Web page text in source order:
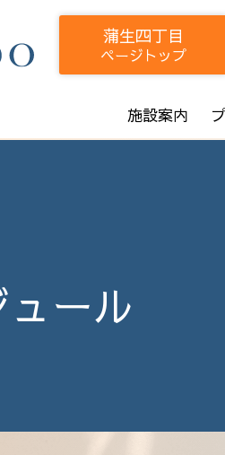
蒲生四丁目
ページトップ
施設案内
ール